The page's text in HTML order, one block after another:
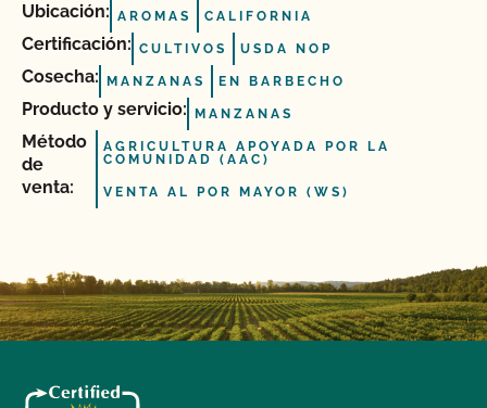
Ubicación: AROMAS CALIFORNIA
Certificación: CULTIVOS USDA NOP
Cosecha: MANZANAS EN BARBECHO
Producto y servicio: MANZANAS
Método
de
venta:
AGRICULTURA APOYADA POR LA
COMUNIDAD (AAC)
VENTA AL POR MAYOR (WS)